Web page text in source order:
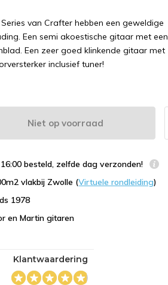
Series van Crafter hebben een geweldige
Een semi akoestische gitaar met een
Een zeer goed klinkende gitaar met
inclusief tuner!
Niet op voorraad
besteld, zelfde dag verzonden!
vlakbij Zwolle (Virtuele rondleiding)
1978
en Martin gitaren
Klantwaardering